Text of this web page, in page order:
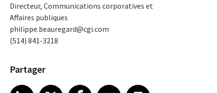
Directeur, Communications corporatives et
Affaires publiques
philippe.beauregard@cgi.com
(514) 841-3218
Partager
Share article on LinkedIn
Share article on XShare article on FacebookShare article on EmailShare article on Print